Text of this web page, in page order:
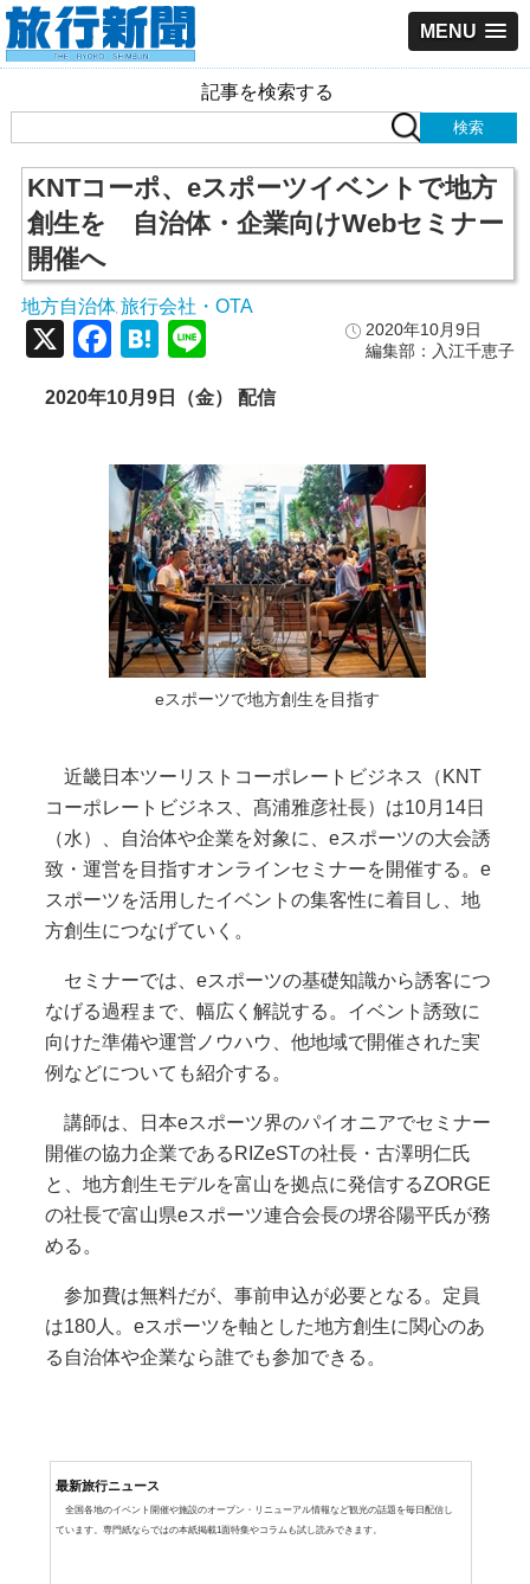
MENU
記事を検索する
KNTコーポ、eスポーツイベントで地方
創生を 自治体・企業向けWebセミナー
開催へ
地方自治体, 旅行会社・OTA
2020年10月9日
編集部：入江千恵子
X Facebook
Hatena
2020年10月9日（金） 配信
eスポーツで地方創生を目指す
近畿日本ツーリストコーポレートビジネス（KNT
コーポレートビジネス、髙浦雅彦社長）は10月14日
（水）、自治体や企業を対象に、eスポーツの大会誘
致・運営を目指すオンラインセミナーを開催する。e
スポーツを活用したイベントの集客性に着目し、地
方創生につなげていく。
セミナーでは、eスポーツの基礎知識から誘客につ
なげる過程まで、幅広く解説する。イベント誘致に
向けた準備や運営ノウハウ、他地域で開催された実
例などについても紹介する。
講師は、日本eスポーツ界のパイオニアでセミナー
開催の協力企業であるRIZeSTの社長・古澤明仁氏
と、地方創生モデルを富山を拠点に発信するZORGE
の社長で富山県eスポーツ連合会長の堺谷陽平氏が務
める。
参加費は無料だが、事前申込が必要となる。定員
は180人。eスポーツを軸とした地方創生に関心のあ
る自治体や企業なら誰でも参加できる。
最新旅行ニュース
全国各地のイベント開催や施設のオープン・リニューアル情報など観光の話題を毎日配信し
ています。専門紙ならではの本紙掲載1面特集やコラムも試し読みできます。